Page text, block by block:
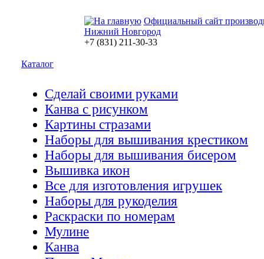
Официальный сайт
Нижний Новгород
+7 (831) 211-30-33
Каталог
Сделай своими руками
Канва с рисунком
Картины стразами
Наборы для вышивания крестиком
Наборы для вышивания бисером
Вышивка икон
Все для изготовления игрушек
Наборы для рукоделия
Раскраски по номерам
Мулине
Канва